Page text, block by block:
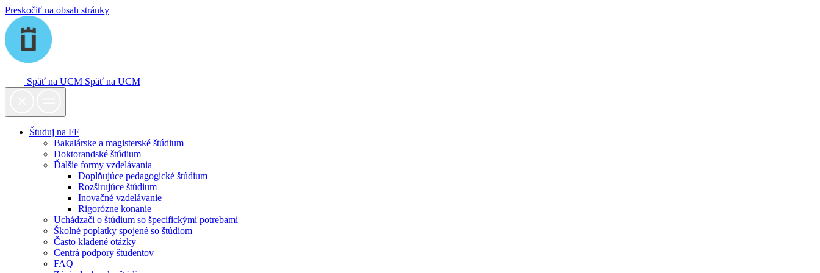
Preskočiť na obsah stránky
Späť na UCM Späť na UCM
Študuj na FF
Bakalárske a magisterské štúdium
Doktorandské štúdium
Ďalšie formy vzdelávania
Doplňujúce pedagogické štúdium
Rozširujúce štúdium
Inovačné vzdelávanie
Rigorózne konanie
Uchádzači o štúdium so špecifickými potrebami
Školné poplatky spojené so štúdiom
Často kladené otázky
Centrá podpory študentov
FAQ